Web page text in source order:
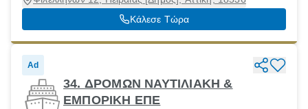
Κάλεσε Τώρα
Ad
34. ΔΡΟΜΩΝ ΝΑΥΤΙΛΙΑΚΗ &
ΕΜΠΟΡΙΚΗ ΕΠΕ